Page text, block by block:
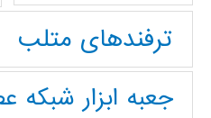
ترفندهای متلب
جعبه ابزار شبکه